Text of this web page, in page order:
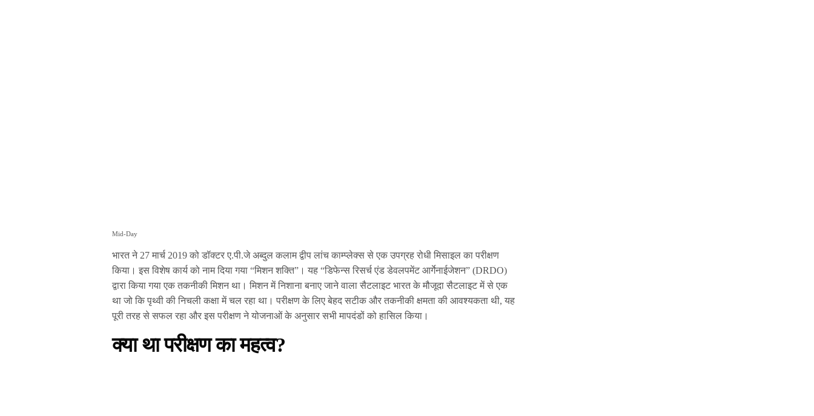
Mid-Day
भारत ने 27 मार्च 2019 को डॉक्टर ए.पी.जे अब्दुल कलाम द्वीप लांच काम्प्लेक्स से एक उपग्रह रोधी मिसाइल का परीक्षण
किया। इस विशेष कार्य को नाम दिया गया “मिशन शक्ति”। यह “डिफेन्स रिसर्च एंड डेवलपमेंट आर्गेनाईजेशन” (DRDO)
द्वारा किया गया एक तकनीकी मिशन था। मिशन में निशाना बनाए जाने वाला सैटलाइट भारत के मौजूदा सैटलाइट में से एक
था जो कि पृथ्वी की निचली कक्षा में चल रहा था। परीक्षण के लिए बेहद सटीक और तकनीकी क्षमता की आवश्यकता थी, यह
पूरी तरह से सफल रहा और इस परीक्षण ने योजनाओं के अनुसार सभी मापदंडों को हासिल किया।
क्या था परीक्षण का महत्व?